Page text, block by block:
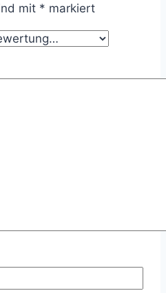
mit * markiert